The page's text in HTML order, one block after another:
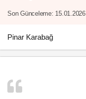
Son Günceleme: 15.01.2026
Pinar Karabağ